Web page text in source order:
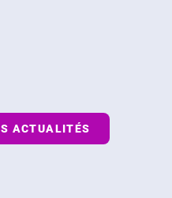
ACTUALITÉS